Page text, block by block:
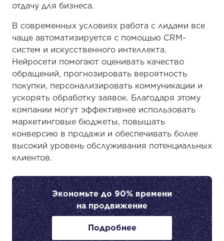
отдачу для бизнеса.
В современных условиях работа с лидами все
чаще автоматизируется с помощью CRM-
систем и искусственного интеллекта.
Нейросети помогают оценивать качество
обращений, прогнозировать вероятность
покупки, персонализировать коммуникации и
ускорять обработку заявок. Благодаря этому
компании могут эффективнее использовать
маркетинговые бюджеты, повышать
конверсию в продажи и обеспечивать более
высокий уровень обслуживания потенциальных
клиентов.
Экономьте до 90% времени
на продвижение
Подробнее